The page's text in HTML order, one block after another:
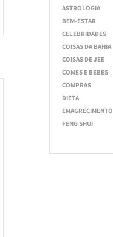
ASTROLOGIA
BEM-ESTAR
CELEBRIDADES
COISAS DA BAHIA
COISAS DE JEE
COMES E BEBES
COMPRAS
DIETA
EMAGRECIMENTO
FENG SHUI